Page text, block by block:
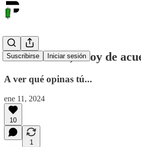
Suscribirse Iniciar sesión
Como trader, estoy de
A ver qué opinas tú...
ene 11, 2024
10
1